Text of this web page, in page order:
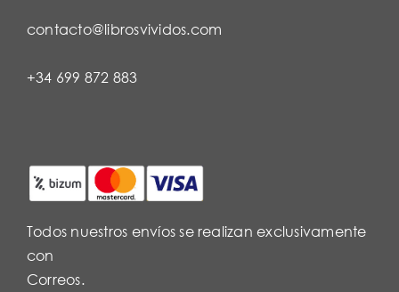
contacto@librosvividos.com
+34 699 872 883
Todos nuestros envíos se realizan exclusivamente
con
Correos.